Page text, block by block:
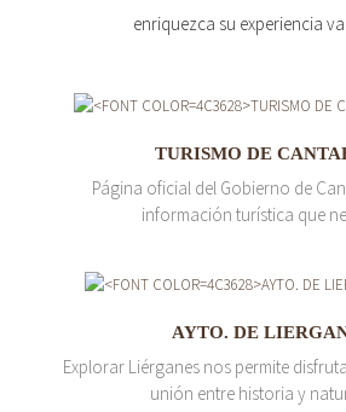
enriquezca su experiencia
TURISMO DE
Página oficial del Gobierno de
información turística que
AYTO. DE
Explorar Liérganes nos permite
unión entre historia y